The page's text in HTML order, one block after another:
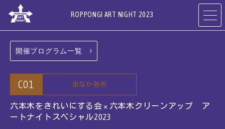
ROPPONGI ART NIGHT 2023
開催概要
プログラム
PROGRAMS
アーティスト
開催プログラム一覧
C01 街なか各所
六本木をきれいにする会 × 六本木クリーンアップ ア
ートナイトスペシャル2023